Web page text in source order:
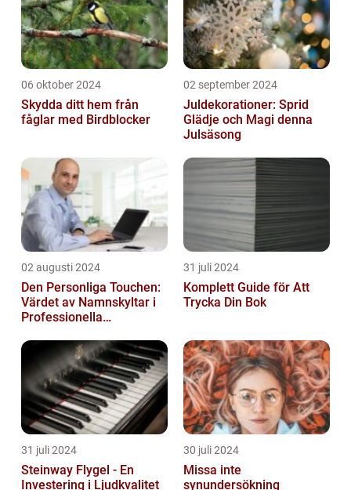
06 oktober 2024
Skydda ditt hem från
fåglar med Birdblocker
02 september 2024
Juldekorationer: Sprid
Glädje och Magi denna
Julsäsong
02 augusti 2024
Den Personliga Touchen:
Värdet av Namnskyltar i
Professionella
31 juli 2024
Komplett Guide för Att
Trycka Din Bok
31 juli 2024
Steinway Flygel - En
Investering i Ljudkvalitet
30 juli 2024
Missa inte
synundersökning